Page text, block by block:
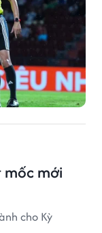
mới
cho Kỳ